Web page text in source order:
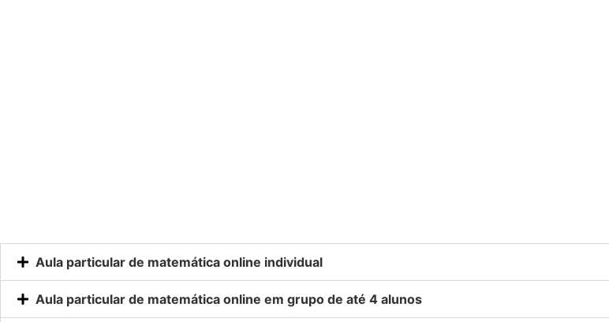
Aula particular de matemática online individual
Aula particular de matemática online em grupo de até 4 alunos